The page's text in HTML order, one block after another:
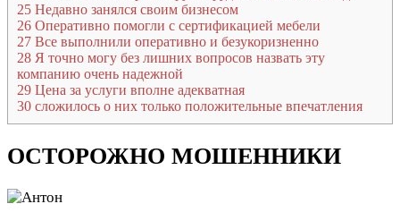
25 Недавно занялся своим бизнесом
26 Оперативно помогли с сертификацией мебели
27 Все выполнили оперативно и безукоризненно
28 Я точно могу без лишних вопросов назвать эту
компанию очень надежной
29 Цена за услуги вполне адекватная
30 сложилось о них только положительные впечатления
ОСТОРОЖНО МОШЕННИКИ